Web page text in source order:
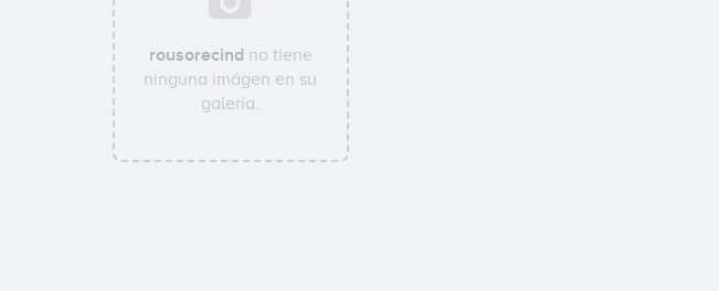
rousorecind no tiene
ninguna imágen en su
galería.